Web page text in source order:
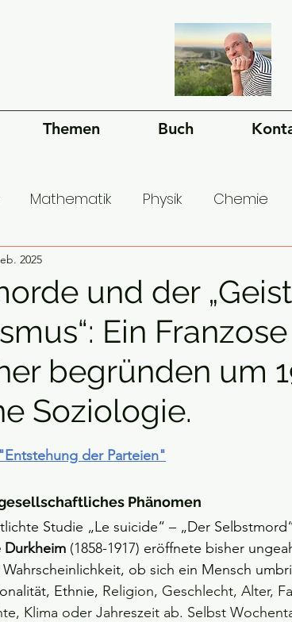
Themen Buch
Mathematik Physik Chemie
der Menschheit
und der
Ein
begründen um
Soziologie.
2025
bewertet.
der Parteien"
Phänomen
Studie „Le suicide“ – „Der
Durkheim (1858-1917) eröffnete bisher
ob sich ein Mensch
Ethnie, Religion, Geschlecht, Alter,
Klima oder Jahreszeit ab. Selbst